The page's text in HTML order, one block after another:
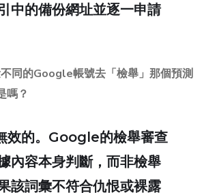
中的備份網址並逐一申請
同的Google帳號去「檢舉」那個預測
嗎？
效的。Google的檢舉審查
內容本身判斷，而非檢舉
該詞彙不符合仇恨或裸露